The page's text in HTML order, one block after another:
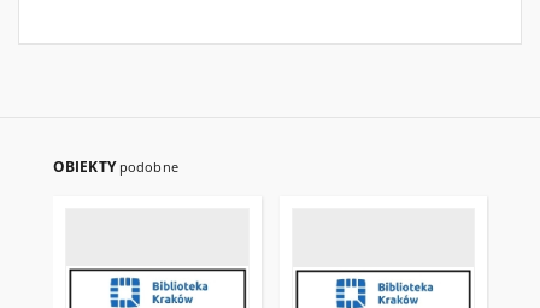
OBIEKTY podobne